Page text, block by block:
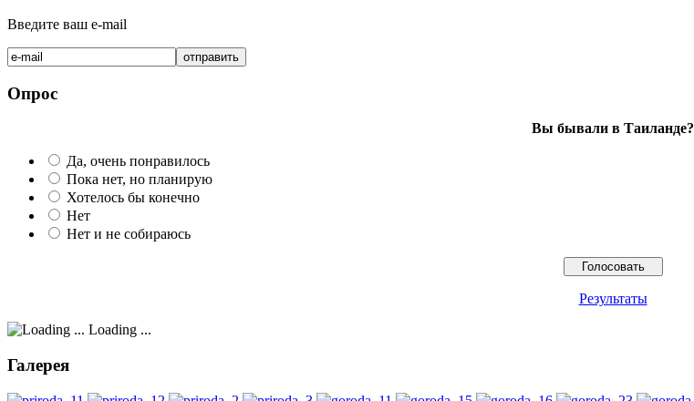
Введите ваш e-mail
Опрос
Вы бывали в Таиланде?
Да, очень понравилось
Пока нет, но планирую
Хотелось бы конечно
Нет
Нет и не собираюсь
Результаты
Loading ...
Галерея